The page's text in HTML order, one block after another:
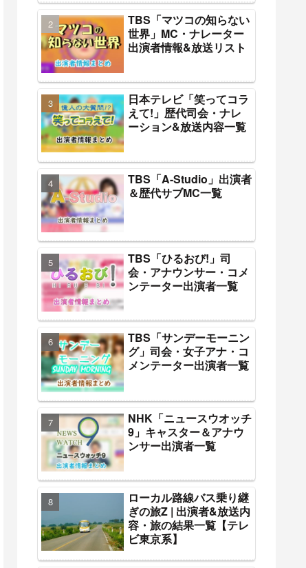
TBS「マツコの知らない
世界」MC・ナレーター
出演者情報&放送リスト
日本テレビ「笑ってコラ
えて!」歴代司会・ナレ
ーション&放送内容一覧
TBS「A-Studio」出演者
＆歴代サブMC一覧
TBS「ひるおび!」司
会・アナウンサー・コメ
ンテーター出演者一覧
TBS「サンデーモーニン
グ」司会・女子アナ・コ
メンテーター出演者一覧
NHK「ニュースウオッチ
9」キャスター＆アナウ
ンサー出演者一覧
ローカル路線バス乗り継
ぎの旅Z | 出演者&放送内
容・旅の結果一覧【テレ
ビ東京系】